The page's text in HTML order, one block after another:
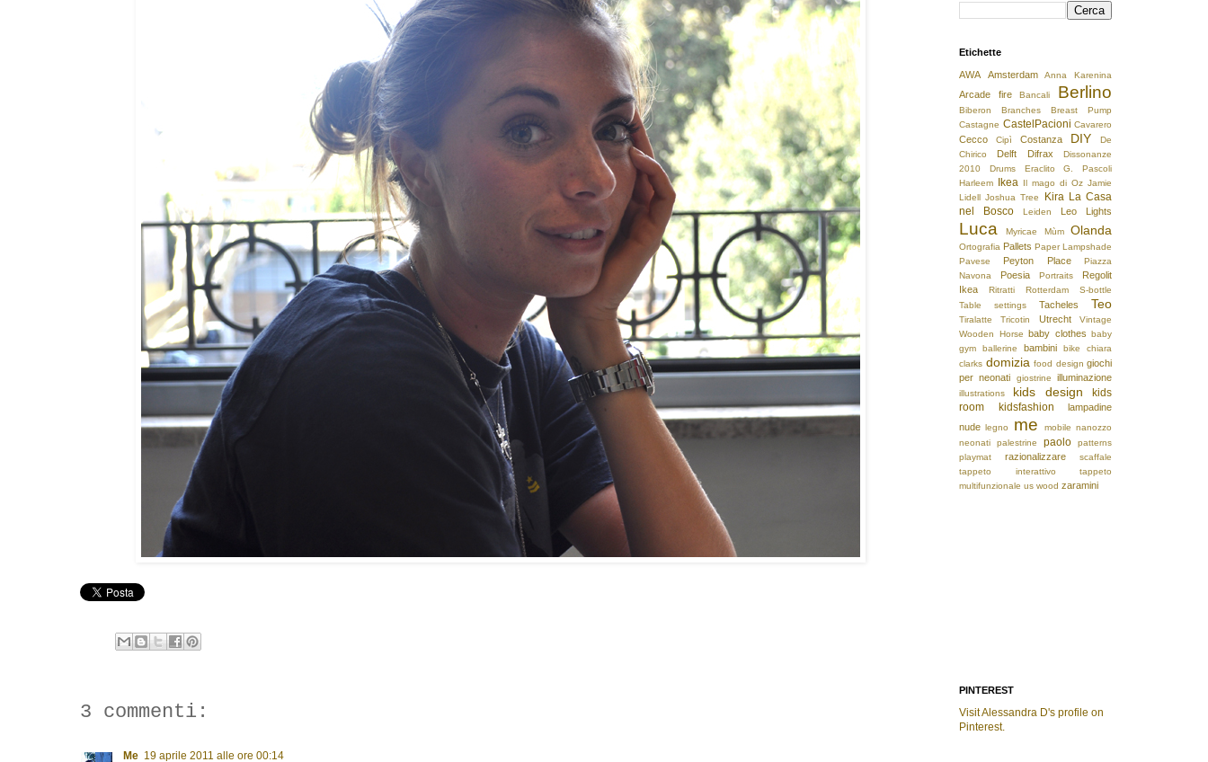
3 commenti:
Me 19 aprile 2011 alle ore 00:14
Etichette
AWA Amsterdam Anna Karenina
Arcade fire Bancali Berlino
Biberon Branches
Breast Pump
Castagne CastelPacioni Cavarero
Cecco Cipì Costanza DIY
De
Chirico
Delft Difrax
Dissonanze
2010
Drums Eraclito
G. Pascoli
Harleem
Ikea Il mago di Oz Jamie
Lidell
Joshua Tree Kira La Casa
nel Bosco
Leiden Leo Lights
Luca Myricae Mùm Olanda
Ortografia Pallets Paper Lampshade
Pavese
Peyton Place
Piazza
Navona
Poesia Portraits
Regolit
Ikea
Ritratti Rotterdam
S-bottle
Table settings
Tacheles Teo
Tiralatte Tricotin Utrecht
Vintage
Wooden Horse
baby clothes
baby
gym
ballerine bambini bike
chiara
clarks domizia food design giochi
per neonati
giostrine illuminazione
illustrations kids design
kids
room
kidsfashion
lampadine
nude
legno me mobile nanozzo
neonati
palestrine paolo
patterns
playmat
razionalizzare
scaffale
tappeto interattivo
tappeto
multifunzionale us wood zaramini
PINTEREST
Visit Alessandra D's profile on
Pinterest.